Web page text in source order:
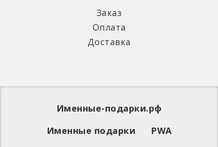
Заказ
Оплата
Доставка
Именные-подарки.рф
Именные подарки
PWA